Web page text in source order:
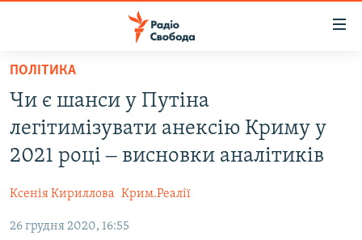
Перейти
основного
матеріалу
Перейти
до
основної
Перейти
СТАТТІ
ЕКОНОМІКА
СУСПІЛЬСТВО
РОСІЙСЬКА «ФІЛЬТРАЦІЯ»
ДОНБАС.РЕАЛІЇ
ПОЛІТИКА
Чи є шанси у Путіна
легітимізувати анексію Криму у
2021 році ‒ висновки аналітиків
Ксенія Кириллова Крим.Реалії
26 грудня 2020, 16:55